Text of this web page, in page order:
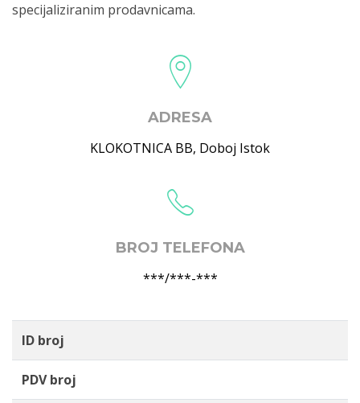
specijaliziranim prodavnicama.
ADRESA
KLOKOTNICA BB, Doboj Istok
BROJ TELEFONA
***/***-***
ID broj
PDV broj